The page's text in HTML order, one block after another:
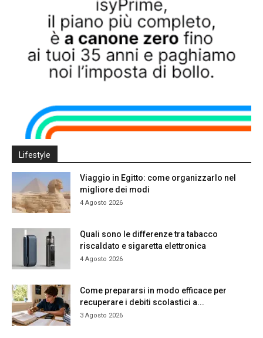
Lifestyle
Viaggio in Egitto: come organizzarlo nel
migliore dei modi
4 Agosto 2026
Quali sono le differenze tra tabacco
riscaldato e sigaretta elettronica
4 Agosto 2026
Come prepararsi in modo efficace per
recuperare i debiti scolastici a...
3 Agosto 2026